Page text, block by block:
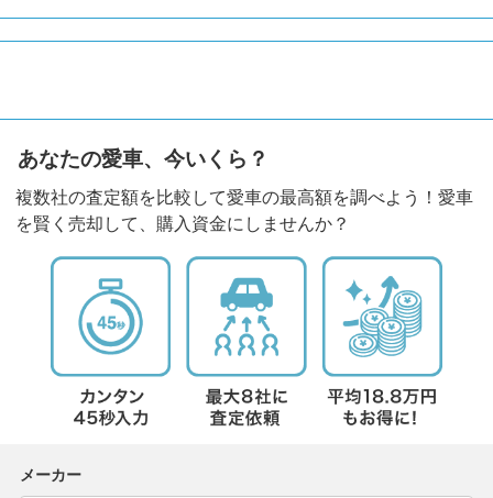
あなたの愛車、今いくら？
複数社の査定額を比較して愛車の最高額を調べよう！愛車
を賢く売却して、購入資金にしませんか？
メーカー